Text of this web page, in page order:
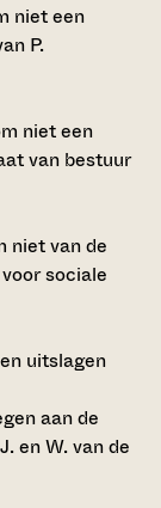
niet een
P.
niet een
van bestuur
niet van de
sociale
uitslagen
aan de
en W. van de